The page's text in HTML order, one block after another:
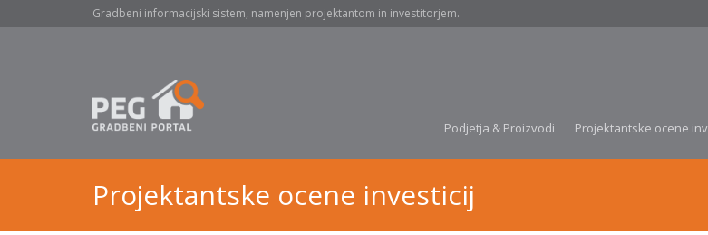
Gradbeni informacijski sistem, namenjen projektantom in investitorjem.
Podjetja & Proizvodi Projektantske ocene
Projektantske ocene investicij